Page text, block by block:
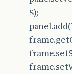
S);